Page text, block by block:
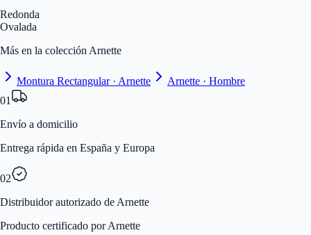
Redonda
Ovalada
Más en la colección Arnette
Montura Rectangular · Arnette
Arnette · Hombre
01
Envío a domicilio
Entrega rápida en España y Europa
02
Distribuidor autorizado de Arnette
Producto certificado por Arnette